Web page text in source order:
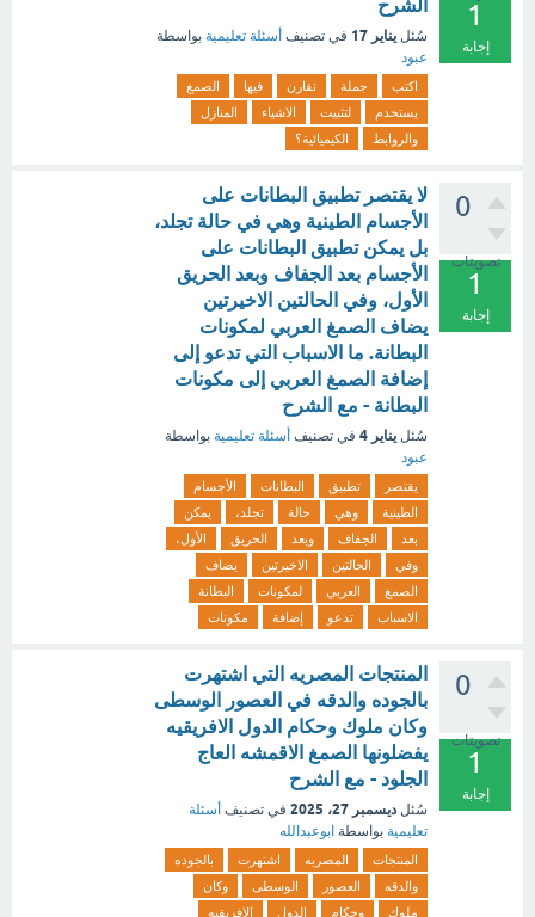
1
إجابة
الشرح
سُئل يناير 17 في تصنيف أسئلة تعليمية بواسطة
عبود
اكتب جملة تقارن فيها
الصمغ
يستخدم
لتثبيت الاشياء
المنازل
والروابط
الكيميائية؟
0
تصويتات
1
إجابة
لا يقتصر تطبيق البطانات على
الأجسام الطينية وهي في حالة تجلد،
‏بل يمكن تطبيق البطانات على
الأجسام بعد الجفاف وبعد الحريق
الأول، ‏وفي الحالتين الاخيرتين
يضاف الصمغ العربي لمكونات
البطانة. ‏ما الاسباب التي تدعو إلى
إضافة الصمغ العربي إلى مكونات
البطانة - مع الشرح
سُئل يناير 4 في تصنيف أسئلة تعليمية بواسطة
عبود
يقتصر تطبيق البطانات
الأجسام
الطينية
وهي حالة تجلد،
يمكن
بعد
الجفاف وبعد الحريق
الأول،
وفي
الحالتين الاخيرتين
يضاف
الصمغ
العربي لمكونات
البطانة
الاسباب
تدعو إضافة مكونات
0
تصويتات
1
إجابة
المنتجات المصريه التي اشتهرت
بالجوده والدقه في العصور الوسطى
وكان ملوك وحكام الدول الافريقيه
يفضلونها الصمغ الاقمشه العاج
الجلود - مع الشرح
سُئل ديسمبر 27، 2025 في تصنيف أسئلة
تعليمية بواسطة ابوعبدالله
المنتجات المصريه اشتهرت
بالجوده
والدقه
العصور الوسطى
وكان
ملوك
وحكام الدول الافريقيه